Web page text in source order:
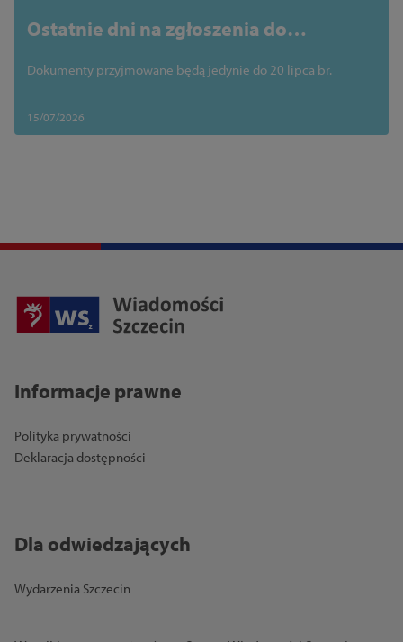
Ostatnie dni na zgłoszenia do
Dokumenty przyjmowane będą jedynie do 20 lipca br.
15/07/2026
Informacje prawne
Polityka prywatności
Deklaracja dostępności
Dla odwiedzających
Wydarzenia Szczecin